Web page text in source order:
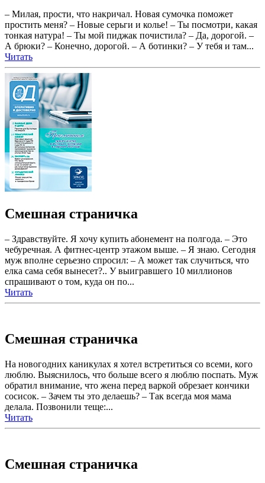
– Милая, прости, что накричал. Новая сумочка поможет
простить меня? – Новые серьги и колье! – Ты посмотри, какая
тонкая натура! – Ты мой пиджак почистила? – Да, дорогой. –
А брюки? – Конечно, дорогой. – А ботинки? – У тебя и там...
Читать
Смешная страничка
– Здравствуйте. Я хочу купить абонемент на полгода. – Это
чебуречная. А фитнес-центр этажом выше. – Я знаю. Сегодня
муж вполне серьезно спросил: – А может так случиться, что
елка сама себя вынесет?.. У выигравшего 10 миллионов
спрашивают о том, куда он по...
Читать
Смешная страничка
На новогодних каникулах я хотел встретиться со всеми, кого
люблю. Выяснилось, что больше всего я люблю поспать. Муж
обратил внимание, что жена перед варкой обрезает кончики
сосисок. – Зачем ты это делаешь? – Так всегда моя мама
делала. Позвонили теще:...
Читать
Смешная страничка